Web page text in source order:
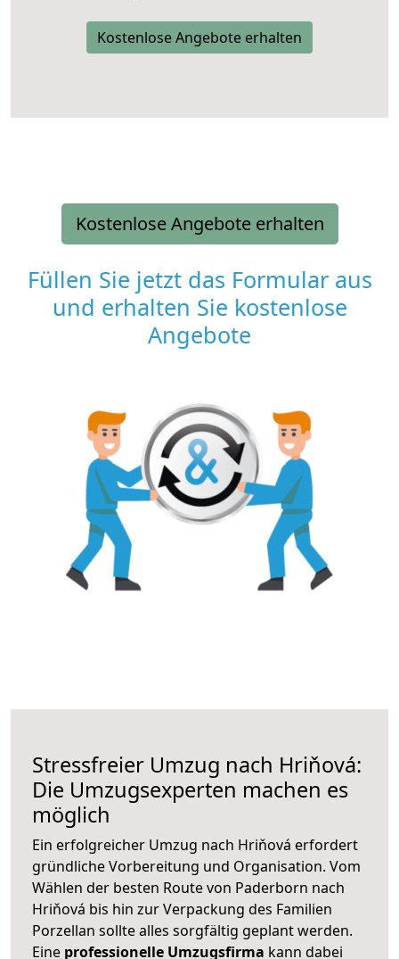
Kostenlose Angebote erhalten
Kostenlose Angebote erhalten
Füllen Sie jetzt das Formular aus
und erhalten Sie kostenlose
Angebote
Stressfreier Umzug nach Hriňová:
Die Umzugsexperten machen es
möglich
Ein erfolgreicher Umzug nach Hriňová erfordert
gründliche Vorbereitung und Organisation. Vom
Wählen der besten Route von Paderborn nach
Hriňová bis hin zur Verpackung des Familien
Porzellan sollte alles sorgfältig geplant werden.
Eine professionelle Umzugsfirma kann dabei